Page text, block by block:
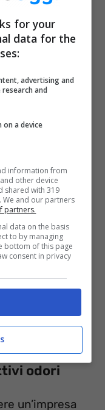
la cucina
essiccata e
pianta è
e
alla propria
un gustoso
basterà far
stanza.
è mai stato
odori
un’impresa
for your
data for the
advertising and
and
a device
information from
other device
shared with 319
We and our partners
partners.
data on the basis
to by managing
bottom of this page
consent in privacy